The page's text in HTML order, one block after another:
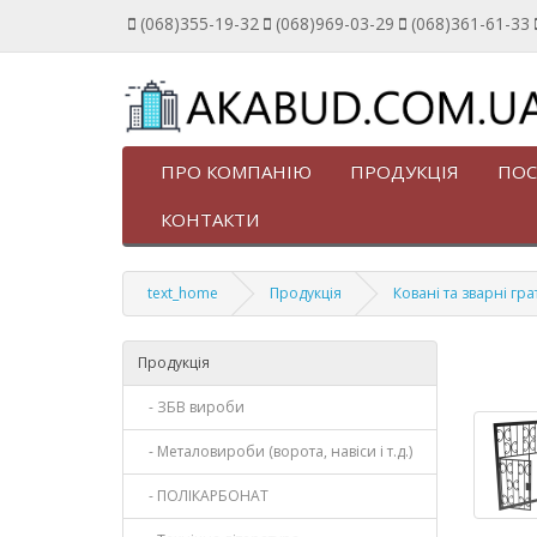
(068)355-19-32 (068)969-03-29 (068)361-61-33
ПРО КОМПАНІЮ ПРОДУКЦІЯ
КОНТАКТИ
text_home Продукція Ковані та зварні
Продукція
- ЗБВ вироби
- Металовироби (ворота, навіси і т.д.)
- ПОЛІКАРБОНАТ